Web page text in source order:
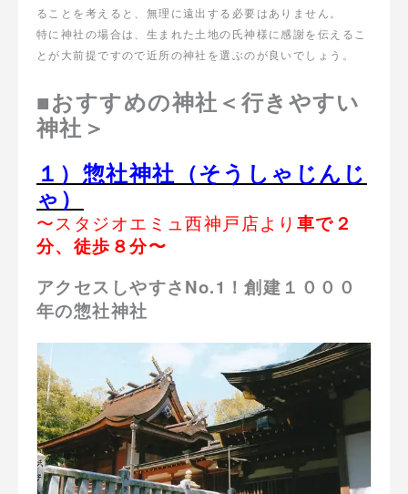
ることを考えると、無理に遠出する必要はありません。
特に神社の場合は、生まれた土地の氏神様に感謝を伝えるこ
とが大前提ですので近所の神社を選ぶのが良いでしょう。
■おすすめの神社＜行きやすい
神社＞
１）惣社神社（そうしゃじんじ
ゃ）
〜スタジオエミュ西神戸店より 車で２
分、徒歩８分〜
アクセスしやすさNo.1！創建１０００
年の惣社神社